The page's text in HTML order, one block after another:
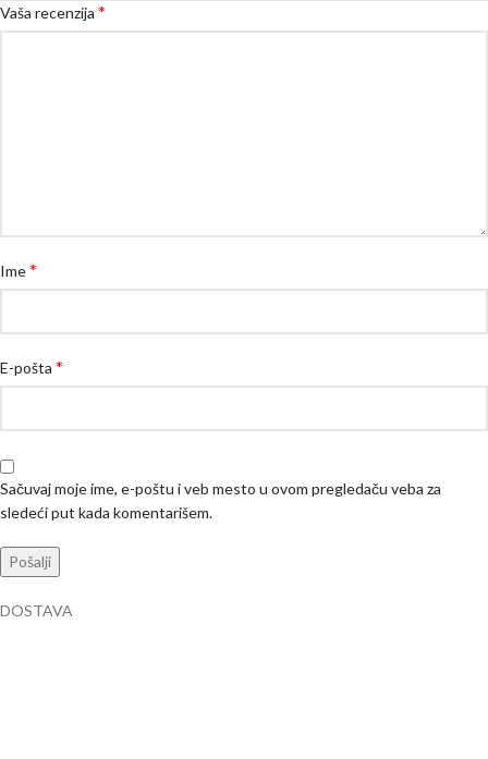
Vaša recenzija *
Ime*
E-pošta *
Sačuvaj moje ime, e-poštu i veb mesto u ovom pregledaču veba za
sledeći put kada komentarišem.
DOSTAVA